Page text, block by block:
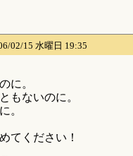
02/15 水曜日 19:35
に。
もないのに。
。
てください！